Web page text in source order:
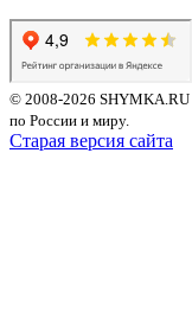
© 2008-2026 SHYMKA.RU
по России и миру.
Старая версия сайта